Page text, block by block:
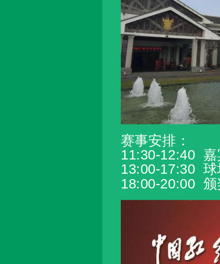
赛事安排：
11:30-12:40 嘉
13:00-17:30 球
18:00-20:00 颁